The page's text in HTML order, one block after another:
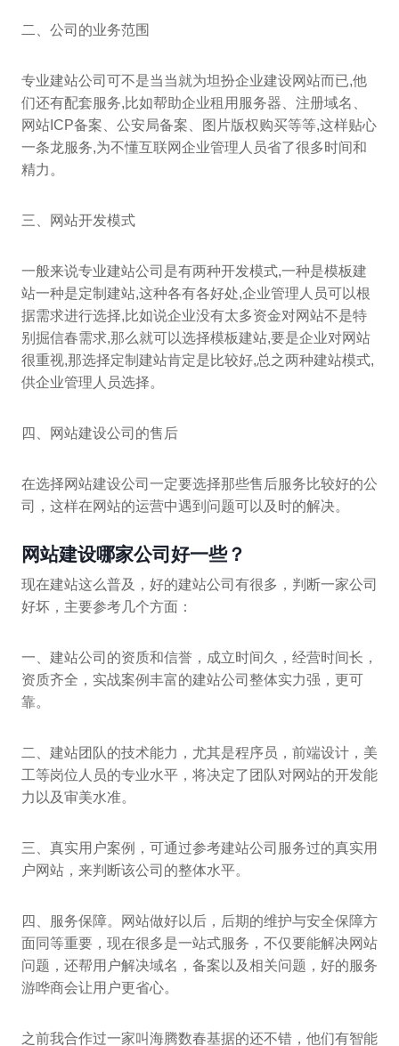
二、公司的业务范围
专业建站公司可不是当当就为坦扮企业建设网站而已,他
们还有配套服务,比如帮助企业租用服务器、注册域名、
网站ICP备案、公安局备案、图片版权购买等等,这样贴心
一条龙服务,为不懂互联网企业管理人员省了很多时间和
精力。
三、网站开发模式
一般来说专业建站公司是有两种开发模式,一种是模板建
站一种是定制建站,这种各有各好处,企业管理人员可以根
据需求进行选择,比如说企业没有太多资金对网站不是特
别掘信春需求,那么就可以选择模板建站,要是企业对网站
很重视,那选择定制建站肯定是比较好,总之两种建站模式,
供企业管理人员选择。
四、网站建设公司的售后
在选择网站建设公司一定要选择那些售后服务比较好的公
司，这样在网站的运营中遇到问题可以及时的解决。
网站建设哪家公司好一些？
现在建站这么普及，好的建站公司有很多，判断一家公司
好坏，主要参考几个方面：
一、建站公司的资质和信誉，成立时间久，经营时间长，
资质齐全，实战案例丰富的建站公司整体实力强，更可
靠。
二、建站团队的技术能力，尤其是程序员，前端设计，美
工等岗位人员的专业水平，将决定了团队对网站的开发能
力以及审美水准。
三、真实用户案例，可通过参考建站公司服务过的真实用
户网站，来判断该公司的整体水平。
四、服务保障。网站做好以后，后期的维护与安全保障方
面同等重要，现在很多是一站式服务，不仅要能解决网站
问题，还帮用户解决域名，备案以及相关问题，好的服务
游哗商会让用户更省心。
之前我合作过一家叫海腾数春基据的还不错，他们有智能